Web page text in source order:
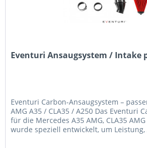
Eventuri Ansaugsystem / Intake
Eventuri Carbon-Ansaugsystem –
AMG A35 / CLA35 / A250 Das Eventuri
für die Mercedes A35 AMG, CLA35
wurde speziell entwickelt, um